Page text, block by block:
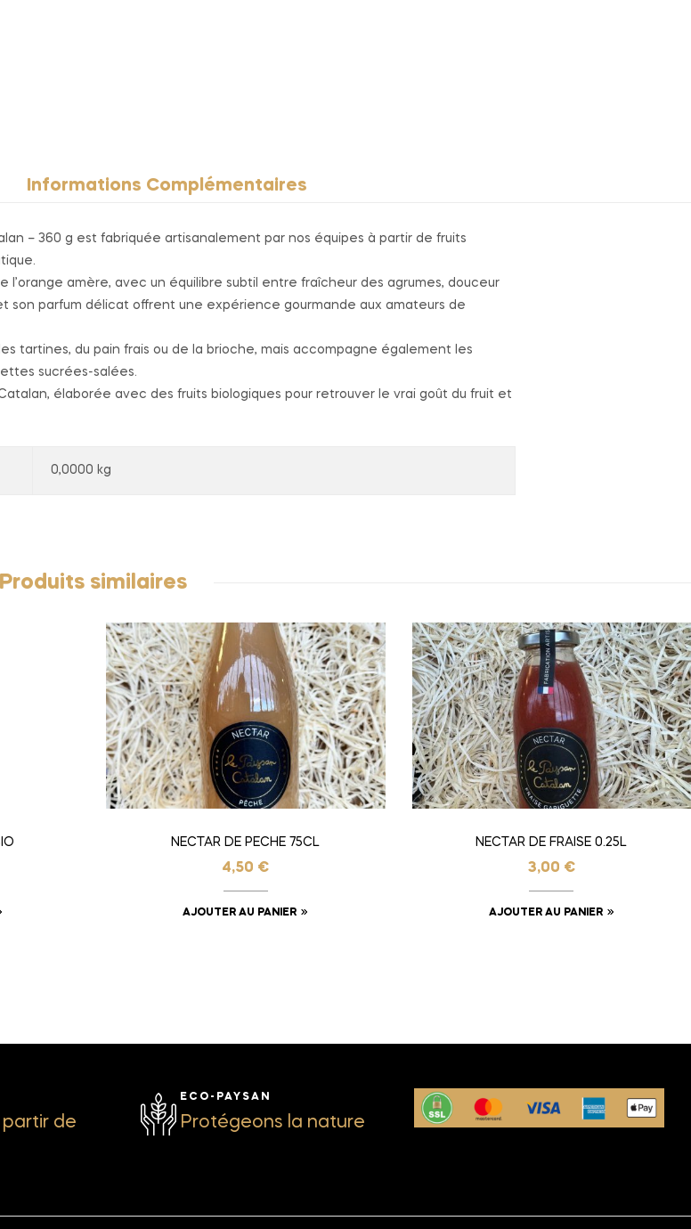
Informations Complémentaires
– 360 g est fabriquée artisanalement par nos équipes à partir de fruits
amère, avec un équilibre subtil entre fraîcheur des agrumes, douceur
son parfum délicat offrent une expérience gourmande aux amateurs de
tartines, du pain frais ou de la brioche, mais accompagne également les
sucrées-salées.
élaborée avec des fruits biologiques pour retrouver le vrai goût du fruit et
0,0000 kg
Produits similaires
NECTAR DE PECHE 75CL
4,50 €
AJOUTER AU PANIER
NECTAR DE FRAISE 0.25L
3,00 €
AJOUTER AU PANIER
de
ECO-PAYSAN
Protégeons la nature